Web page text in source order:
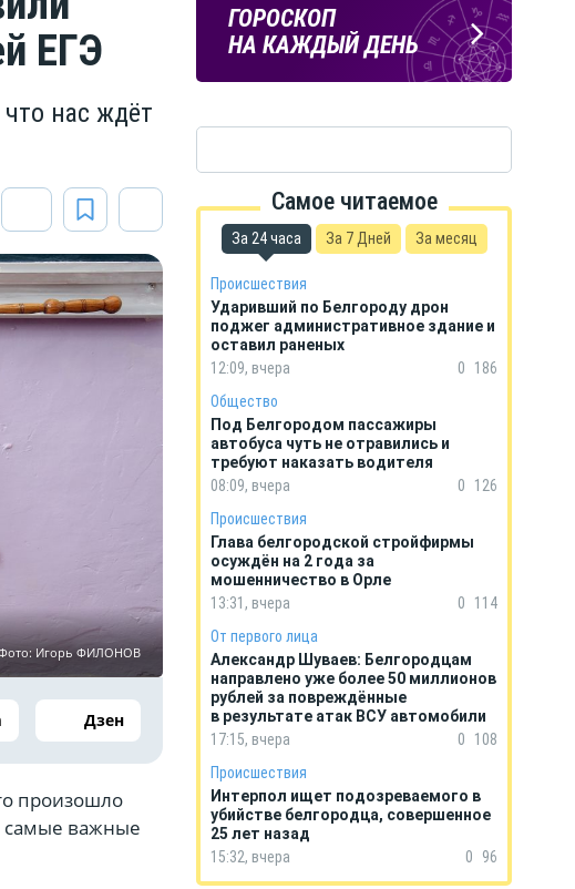
ЕГЭ
нас ждёт
Игорь ФИЛОНОВ
Дзен
произошло
самые важные
ГОРОСКОП
НА КАЖДЫЙ ДЕНЬ
ПОГОДА
В БЕЛГОРОДЕ
Подпишись
на тг-канал
«МОЁ! Белгород»
Самое читаемое
За 24 часа За 7 Дней За месяц
Происшествия
Ударивший по Белгороду дрон
поджег административное здание и
оставил раненых
12:09, вчера
0
186
Общество
Под Белгородом пассажиры
автобуса чуть не отравились и
требуют наказать водителя
08:09, вчера
0
126
Происшествия
Глава белгородской стройфирмы
осуждён на 2 года за
мошенничество в Орле
13:31, вчера
0
114
От первого лица
Александр Шуваев: Белгородцам
направлено уже более 50 миллионов
рублей за повреждённые
в результате атак ВСУ автомобили
17:15, вчера
0
108
Происшествия
Интерпол ищет подозреваемого в
убийстве белгородца, совершенное
25 лет назад
15:32, вчера
0 96